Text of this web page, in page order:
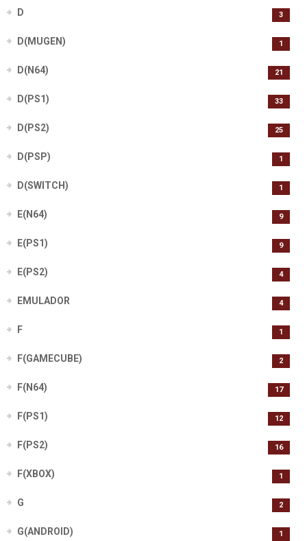
D 3
D(MUGEN) 1
D(N64) 21
D(PS1) 33
D(PS2) 25
D(PSP) 1
D(SWITCH) 1
E(N64) 9
E(PS1) 9
E(PS2) 4
EMULADOR 4
F 1
F(GAMECUBE) 2
F(N64) 17
F(PS1) 12
F(PS2) 16
F(XBOX) 1
G 2
G(ANDROID) 1